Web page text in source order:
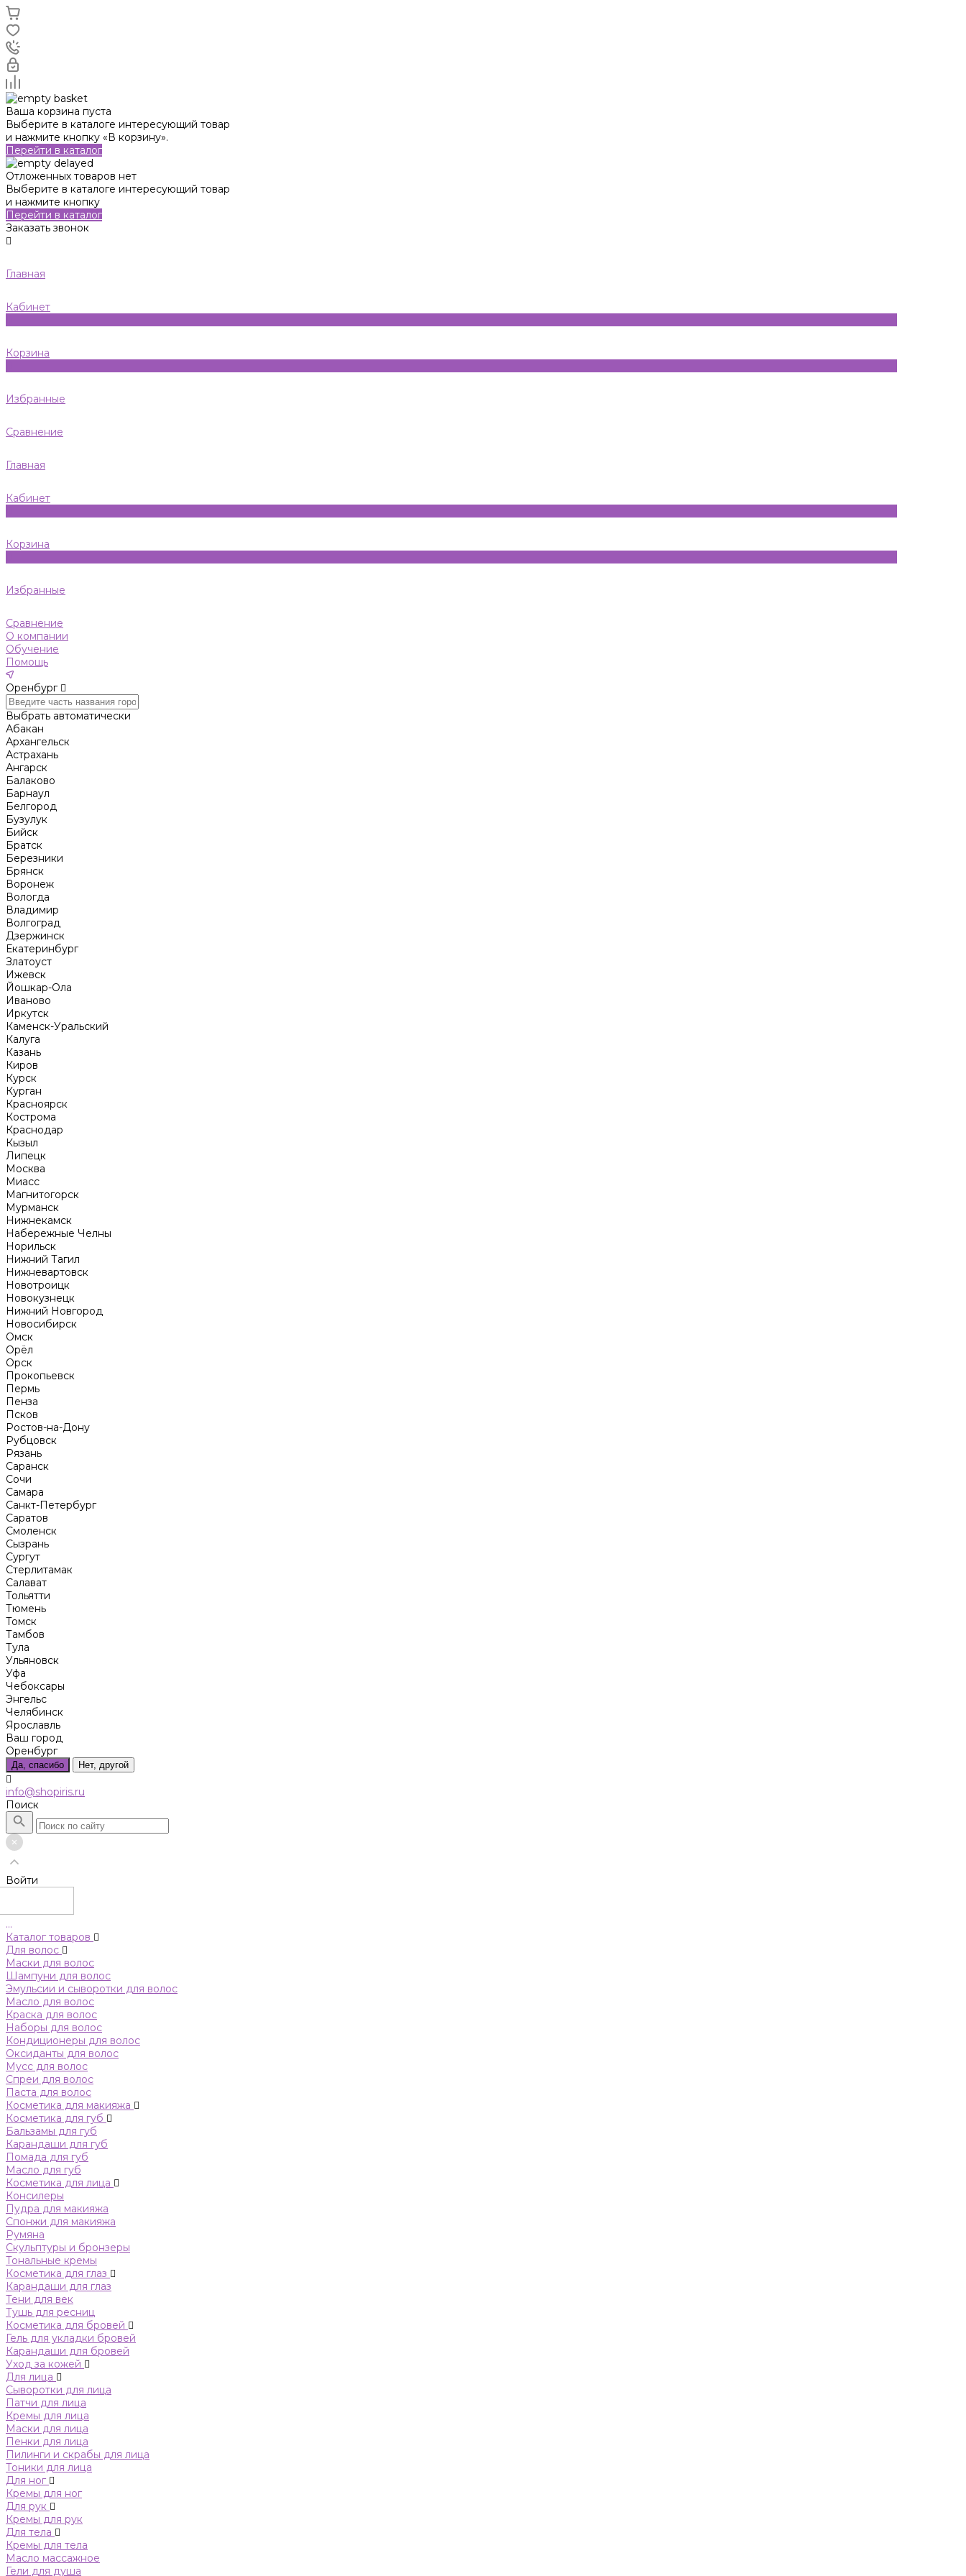
Ваша корзина пуста
Выберите в каталоге интересующий товар
и нажмите кнопку «В корзину».
Перейти в каталог
Отложенных товаров нет
Выберите в каталоге интересующий товар
и нажмите кнопку
Перейти в каталог
Заказать звонок
Главная
Кабинет
Корзина
Избранные
Сравнение
Главная
Кабинет
Корзина
Избранные
Сравнение
О компании
Обучение
Помощь
Оренбург
Выбрать автоматически
Абакан
Архангельск
Астрахань
Ангарск
Балаково
Барнаул
Белгород
Бузулук
Бийск
Братск
Березники
Брянск
Воронеж
Вологда
Владимир
Волгоград
Дзержинск
Екатеринбург
Златоуст
Ижевск
Йошкар-Ола
Иваново
Иркутск
Каменск-Уральский
Калуга
Казань
Киров
Курск
Курган
Красноярск
Кострома
Краснодар
Кызыл
Липецк
Москва
Миасс
Магнитогорск
Мурманск
Нижнекамск
Набережные Челны
Норильск
Нижний Тагил
Нижневартовск
Новотроицк
Новокузнецк
Нижний Новгород
Новосибирск
Омск
Орёл
Орск
Прокопьевск
Пермь
Пенза
Псков
Ростов-на-Дону
Рубцовск
Рязань
Саранск
Сочи
Самара
Санкт-Петербург
Саратов
Смоленск
Сызрань
Сургут
Стерлитамак
Салават
Тольятти
Тюмень
Томск
Тамбов
Тула
Ульяновск
Уфа
Чебоксары
Энгельс
Челябинск
Ярославль
Ваш город
Оренбург
Да, спасибо Нет, другой
info@shopiris.ru
Поиск
Войти
...
Каталог товаров
Для волос
Маски для волос
Шампуни для волос
Эмульсии и сыворотки для волос
Масло для волос
Краска для волос
Наборы для волос
Кондиционеры для волос
Оксиданты для волос
Мусс для волос
Спреи для волос
Паста для волос
Косметика для макияжа
Косметика для губ
Бальзамы для губ
Карандаши для губ
Помада для губ
Масло для губ
Косметика для лица
Консилеры
Пудра для макияжа
Спонжи для макияжа
Румяна
Скульптуры и бронзеры
Тональные кремы
Косметика для глаз
Карандаши для глаз
Тени для век
Тушь для ресниц
Косметика для бровей
Гель для укладки бровей
Карандаши для бровей
Уход за кожей
Для лица
Сыворотки для лица
Патчи для лица
Кремы для лица
Маски для лица
Пенки для лица
Пилинги и скрабы для лица
Тоники для лица
Для ног
Кремы для ног
Для рук
Кремы для рук
Для тела
Кремы для тела
Масло массажное
Гели для душа